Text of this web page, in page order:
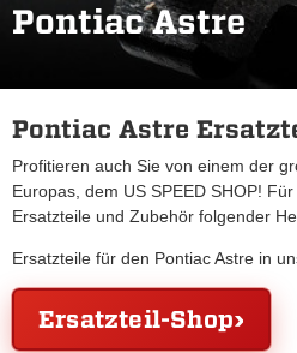
Pontiac Astre
Pontiac Astre
Profitieren auch Sie von einem der
Europas, dem US SPEED SHOP!
Ersatzteile und Zubehör folgender
Ersatzteile für den Pontiac Astre in
Ersatzteil-Shop